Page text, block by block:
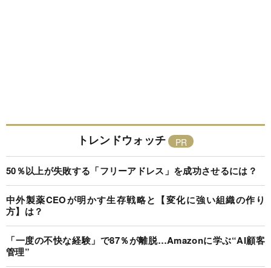
トレンドウォッチ
50％以上が失敗する「フリーアドレス」を成功させるには？
中外製薬CEOが明かす生存戦略と【変化に強い組織の作り
方】は？
「一度の不快な経験」で87％が離脱…Amazonに学ぶ“AI顧客
管理”